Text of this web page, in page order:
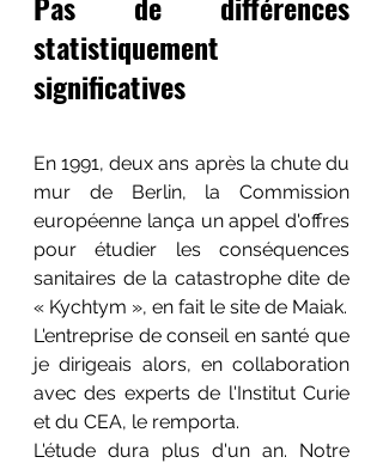
statistiquement
significatives
En 1991, deux ans après la chute du
mur de Berlin, la Commission
européenne lança un appel d'offres
pour étudier les conséquences
sanitaires de la catastrophe dite de
L'entreprise de conseil en santé que
je dirigeais alors, en collaboration
avec des experts de l'Institut Curie
et du CEA, le remporta.
L'étude dura plus d'un an. Notre